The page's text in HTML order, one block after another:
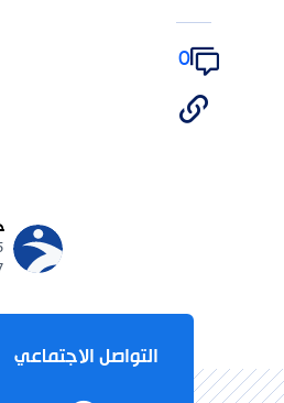
0
التواصل الاجتماعي